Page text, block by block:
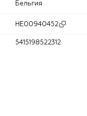
Бельгия
HE00940452
5415198522312